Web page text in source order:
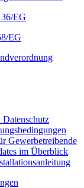
EG
EG
Datenschutz
Gewerbetreibende
im Überblick